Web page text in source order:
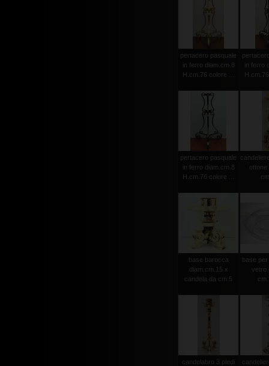
pertacero pasquale
in ferro diam.cm.8
H.cm.76 colore ...
in ferro
pertacero pasquale
in ferro diam.cm.8
H.cm.76 colore ...
ottone
base barocca
diam.cm.15 x
candela da cm.5
base
vetro
candelabro 3 piedi